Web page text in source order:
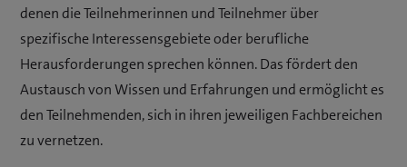
denen die Teilnehmerinnen und Teilnehmer über
spezifische Interessensgebiete oder berufliche
Herausforderungen sprechen können. Das fördert den
Austausch von Wissen und Erfahrungen und ermöglicht es
den Teilnehmenden, sich in ihren jeweiligen Fachbereichen
zu vernetzen.